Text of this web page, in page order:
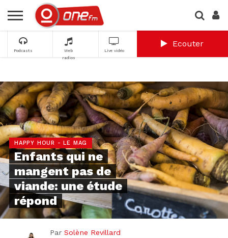
Podcasts
Web
radios
Live vidéo
Ecouter
HAPPY HOUR - LE MAG
Enfants qui ne
mangent pas de
viande: une étude
répond
Par Solène Revillard